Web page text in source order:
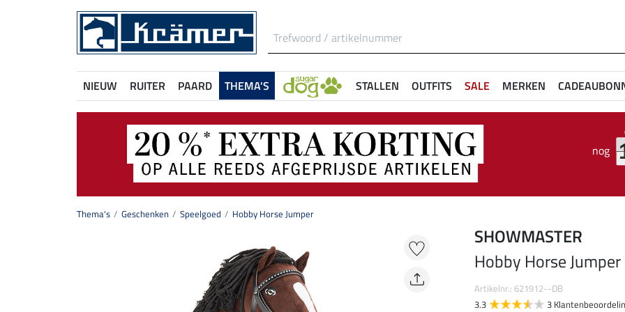
NIEUW RUITER PAARD THEMA'S STALLEN OUTFITS SALE MERKEN
nog
Thema's Geschenken Speelgoed Hobby Horse Jumper
SHOWMASTER
Hobby Horse Jumper
Artikelnr.: 621912--DB
3.3
3